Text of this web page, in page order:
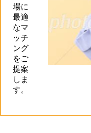
場に
最適
なマ
ッチ
ング
をご
提案
しま
す。